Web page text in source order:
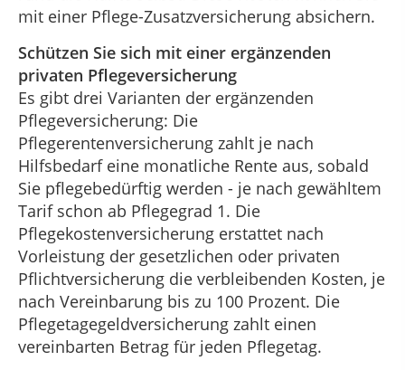
mit einer Pflege-Zusatzversicherung absichern.
Schützen Sie sich mit einer ergänzenden
privaten Pflegeversicherung
Es gibt drei Varianten der ergänzenden
Pflegeversicherung: Die
Pflegerentenversicherung zahlt je nach
Hilfsbedarf eine monatliche Rente aus, sobald
Sie pflegebedürftig werden - je nach gewähltem
Tarif schon ab Pflegegrad 1. Die
Pflegekostenversicherung erstattet nach
Vorleistung der gesetzlichen oder privaten
Pflichtversicherung die verbleibenden Kosten, je
nach Vereinbarung bis zu 100 Prozent. Die
Pflegetagegeldversicherung zahlt einen
vereinbarten Betrag für jeden Pflegetag.